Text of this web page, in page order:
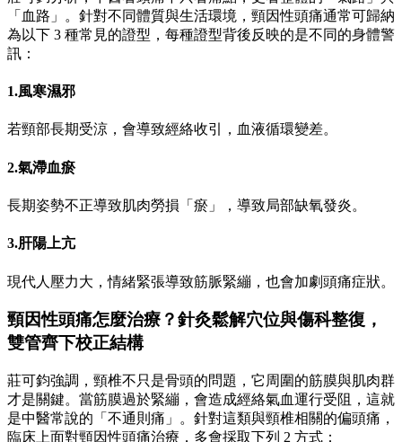
「血路」。針對不同體質與生活環境，頸因性頭痛通常可歸納
為以下 3 種常見的證型，每種證型背後反映的是不同的身體警
訊：
1.風寒濕邪
若頸部長期受涼，會導致經絡收引，血液循環變差。
2.氣滯血瘀
長期姿勢不正導致肌肉勞損「瘀」，導致局部缺氧發炎。
3.肝陽上亢
現代人壓力大，情緒緊張導致筋脈緊繃，也會加劇頭痛症狀。
頸因性頭痛怎麼治療？針灸鬆解穴位與傷科整復，
雙管齊下校正結構
莊可鈞強調，頸椎不只是骨頭的問題，它周圍的筋膜與肌肉群
才是關鍵。當筋膜過於緊繃，會造成經絡氣血運行受阻，這就
是中醫常說的「不通則痛」。針對這類與頸椎相關的偏頭痛，
臨床上面對頸因性頭痛治療，多會採取下列 2 方式：